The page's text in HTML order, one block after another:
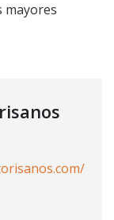
mayores